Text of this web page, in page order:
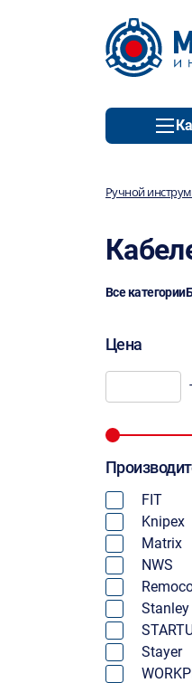
Ручной
Все категории
Цена
-
FIT
Knipex
Matrix
NWS
Stanley
Stayer